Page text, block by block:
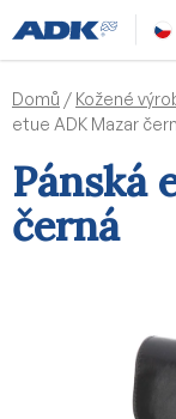
na
obsah
Domů / Kožené
etue ADK Mazar
Pánská
černá